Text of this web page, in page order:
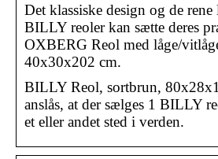
Det klassiske design og de
BILLY reoler kan sætte deres
OXBERG Reol med låge/
40x30x202 cm.
BILLY Reol, sortbrun,
anslås, at der sælges 1 BILLY
et eller andet sted i verden.